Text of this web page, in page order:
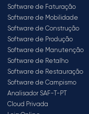
Software de Faturação
Software de Mobilidade
Software de Construção
Software de Produção
Software de Manutenção
Software de Retalho
Software de Restauração
Software de Campismo
Analisador SAF-T-PT
Cloud Privada